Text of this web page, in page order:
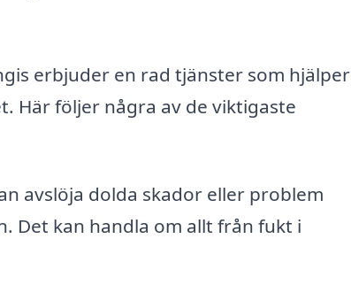
erbjuder en rad tjänster som hjälper
Här följer några av de viktigaste
avslöja dolda skador eller problem
Det kan handla om allt från fukt i